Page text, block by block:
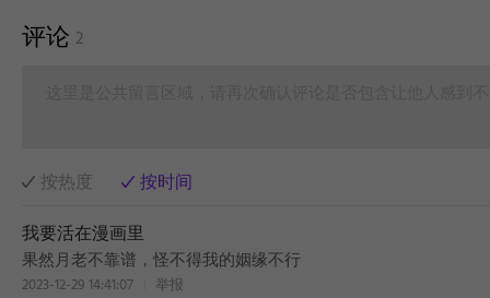
评论 2
按热度
按时间
我要活在漫画里
果然月老不靠谱，怪不得我的姻缘不行
2023-12-29 14:41:07
举报